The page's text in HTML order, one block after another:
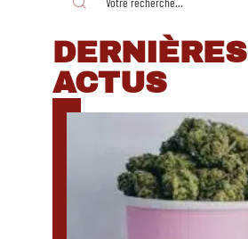
DERNIÈRES
ACTUS